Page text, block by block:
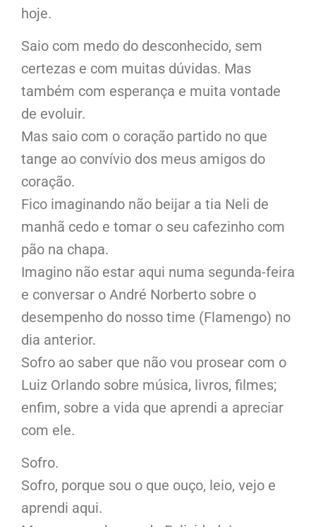
hoje.
Saio com medo do desconhecido, sem
certezas e com muitas dúvidas. Mas
também com esperança e muita vontade
de evoluir.
Mas saio com o coração partido no que
tange ao convívio dos meus amigos do
coração.
Fico imaginando não beijar a tia Neli de
manhã cedo e tomar o seu cafezinho com
pão na chapa.
Imagino não estar aqui numa segunda-feira
e conversar o André Norberto sobre o
desempenho do nosso time (Flamengo) no
dia anterior.
Sofro ao saber que não vou prosear com o
Luiz Orlando sobre música, livros, filmes;
enfim, sobre a vida que aprendi a apreciar
com ele.
Sofro.
Sofro, porque sou o que ouço, leio, vejo e
aprendi aqui.